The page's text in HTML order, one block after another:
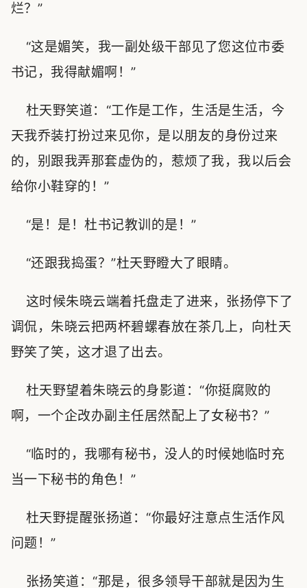
烂？”
“这是媚笑，我一副处级干部见了您这位市委
书记，我得献媚啊！”
杜天野笑道：“工作是工作，生活是生活，今
天我乔装打扮过来见你，是以朋友的身份过来
的，别跟我弄那套虚伪的，惹烦了我，我以后会
给你小鞋穿的！”
“是！是！杜书记教训的是！”
“还跟我捣蛋？”杜天野瞪大了眼睛。
这时候朱晓云端着托盘走了进来，张扬停下了
调侃，朱晓云把两杯碧螺春放在茶几上，向杜天
野笑了笑，这才退了出去。
杜天野望着朱晓云的身影道：“你挺腐败的
啊，一个企改办副主任居然配上了女秘书？”
“临时的，我哪有秘书，没人的时候她临时充
当一下秘书的角色！”
杜天野提醒张扬道：“你最好注意点生活作风
问题！”
张扬笑道：“那是，很多领导干部就是因为生